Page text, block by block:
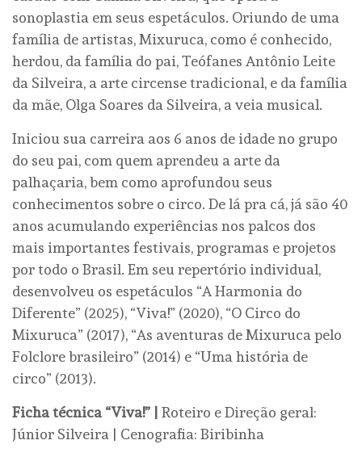
sonoplastia em seus espetáculos. Oriundo de uma
família de artistas, Mixuruca, como é conhecido,
herdou, da família do pai, Teófanes Antônio Leite
da Silveira, a arte circense tradicional, e da família
da mãe, Olga Soares da Silveira, a veia musical.
Iniciou sua carreira aos 6 anos de idade no grupo
do seu pai, com quem aprendeu a arte da
palhaçaria, bem como aprofundou seus
conhecimentos sobre o circo. De lá pra cá, já são 40
anos acumulando experiências nos palcos dos
mais importantes festivais, programas e projetos
por todo o Brasil. Em seu repertório individual,
desenvolveu os espetáculos “A Harmonia do
Diferente” (2025), “Viva!” (2020), “O Circo do
Mixuruca” (2017), “As aventuras de Mixuruca pelo
Folclore brasileiro” (2014) e “Uma história de
circo” (2013).
Ficha técnica “Viva!” | Roteiro e Direção geral:
Júnior Silveira | Cenografia: Biribinha